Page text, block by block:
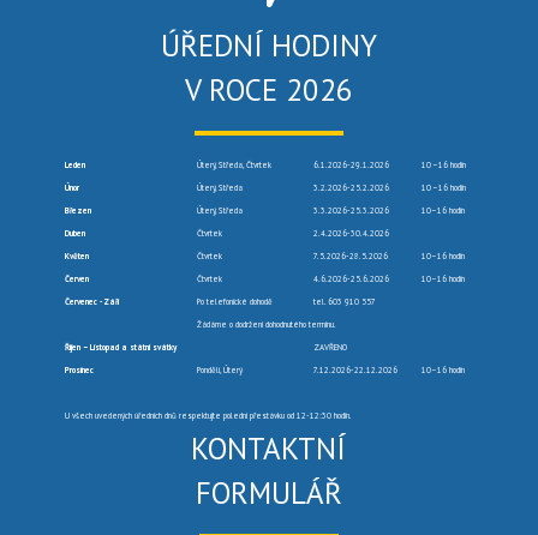
ÚŘEDNÍ HODINY
V ROCE 2026
Leden Úterý, Středa, Čtvrtek 6.1.2026-29.1.2026 10 –16 hodin
Únor Úterý, Středa 3.2.2026-25.2.2026 10 –16 hodin
Březen Úterý, Středa 3.3.2026-25.3.2026 10–16 hodin
Duben Čtvrtek 2.4.2026-30.4.2026
Květen Čtvrtek 7.5.2026-28.5.2026 10–16 hodin
Červen Čtvrtek 4.6.2026-25.6.2026 10–16 hodin
Červenec -Září Po telefonické dohodě tel. 603 910 557
Žádáme o dodržení dohodnutého termínu.
Říjen – Listopad a státní svátky ZAVŘENO
Prosinec Pondělí, Úterý 7.12.2026-22.12.2026 10–16 hodin
U všech uvedených úředních dnů respektujte polední přestávku od 12-12:30 hodin.
KONTAKTNÍ
FORMULÁŘ